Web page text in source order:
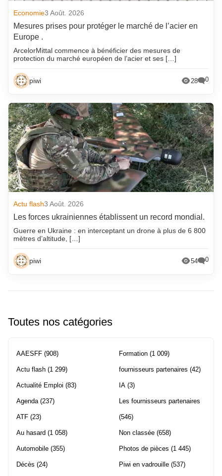
Economie3 Août. 2026
Mesures prises pour protéger le marché de l’acier en
Europe .
ArcelorMittal commence à bénéficier des mesures de
protection du marché européen de l’acier et ses […]
piwi 28 0
Actu flash3 Août. 2026
Les forces ukrainiennes établissent un record mondial.
Guerre en Ukraine : en interceptant un drone à plus de 6 800
mètres d’altitude, […]
piwi 54 0
Toutes nos catégories
AAESFF (908)
Actu flash (1 299)
Actualité Emploi (83)
Agenda (237)
ATF (23)
Au hasard (1 058)
Automobile (355)
Décès (24)
Formation (1 009)
fournisseurs partenaires (42)
IA (3)
Les fournisseurs partenaires
(546)
Non classée (658)
Photos de pièces (1 445)
Piwi en vadrouille (537)